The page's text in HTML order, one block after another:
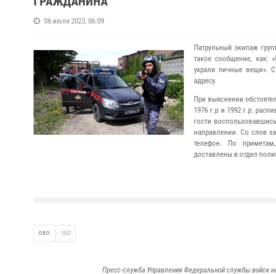
06 июля 2023, 06:09
Патрульный экипаж
такое сообщение, как:
украли личные вещи».
адресу.
При выяснении
1976 г.р и 1992 г.р.
гости
направлении. Со слов
телефон. По
доставлены в отдел
ОВО 1932
Пресс-служба Управления Федеральной службы войск